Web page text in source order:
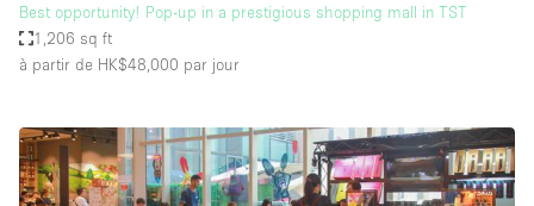
Best opportunity! Pop-up in a prestigious shopping mall in TST
1,206 sq ft
à partir de HK$48,000 par jour